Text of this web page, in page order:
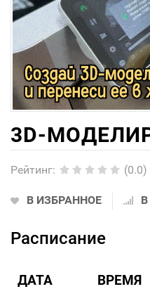
3D-
Рейтинг: (0.0)
В ИЗБРАННОЕ
Расписание
ДАТА ВРЕМЯ